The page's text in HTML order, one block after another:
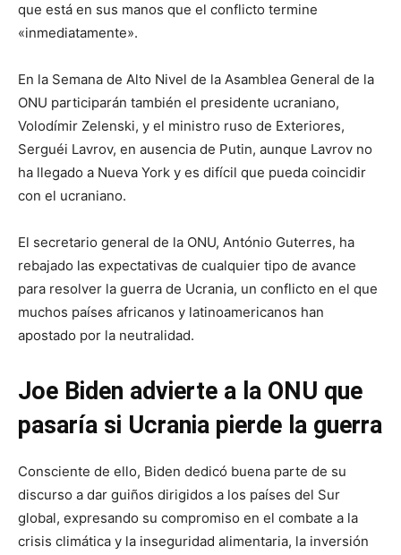
que está en sus manos que el conflicto termine
«inmediatamente».
En la Semana de Alto Nivel de la Asamblea General de la
ONU participarán también el presidente ucraniano,
Volodímir Zelenski, y el ministro ruso de Exteriores,
Serguéi Lavrov, en ausencia de Putin, aunque Lavrov no
ha llegado a Nueva York y es difícil que pueda coincidir
con el ucraniano.
El secretario general de la ONU, António Guterres, ha
rebajado las expectativas de cualquier tipo de avance
para resolver la guerra de Ucrania, un conflicto en el que
muchos países africanos y latinoamericanos han
apostado por la neutralidad.
Joe Biden advierte a la ONU que
pasaría si Ucrania pierde la guerra
Consciente de ello, Biden dedicó buena parte de su
discurso a dar guiños dirigidos a los países del Sur
global, expresando su compromiso en el combate a la
crisis climática y la inseguridad alimentaria, la inversión